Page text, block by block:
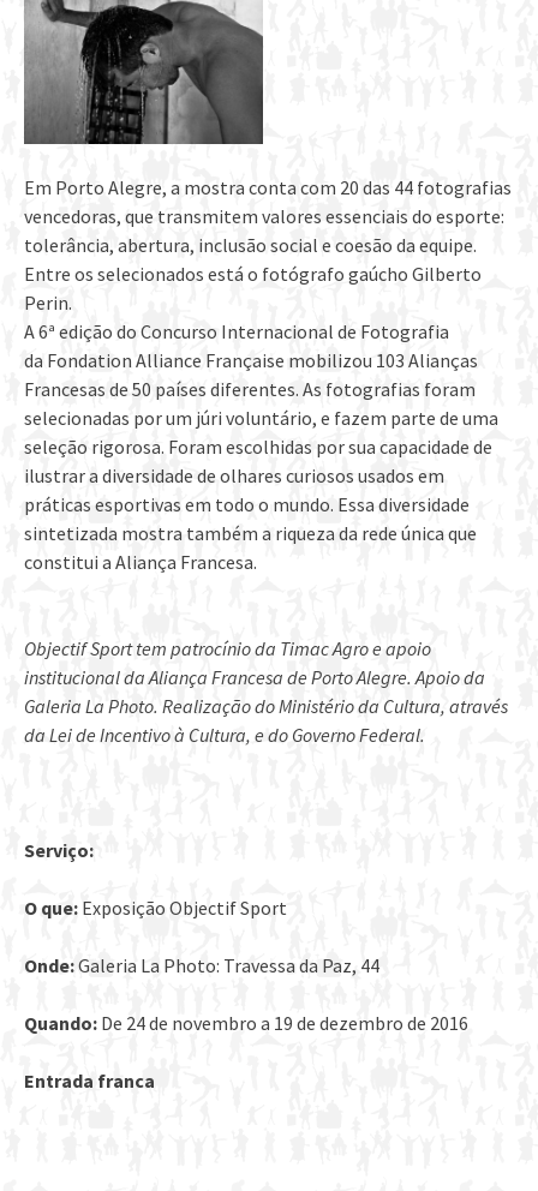
Em Porto Alegre, a mostra conta com 20 das 44 fotografias
vencedoras, que transmitem valores essenciais do esporte:
tolerância, abertura, inclusão social e coesão da equipe.
Entre os selecionados está o fotógrafo gaúcho Gilberto
Perin.
A 6ª edição do Concurso Internacional de Fotografia
da Fondation Alliance Française mobilizou 103 Alianças
Francesas de 50 países diferentes. As fotografias foram
selecionadas por um júri voluntário, e fazem parte de uma
seleção rigorosa. Foram escolhidas por sua capacidade de
ilustrar a diversidade de olhares curiosos usados em
práticas esportivas em todo o mundo. Essa diversidade
sintetizada mostra também a riqueza da rede única que
constitui a Aliança Francesa.
Objectif Sport tem patrocínio da Timac Agro e apoio
institucional da Aliança Francesa de Porto Alegre. Apoio da
Galeria La Photo. Realização do Ministério da Cultura, através
da Lei de Incentivo à Cultura, e do Governo Federal.
Serviço:
O que: Exposição Objectif Sport
Onde:Galeria La Photo: Travessa da Paz, 44
Quando: De 24 de novembro a 19 de dezembro de 2016
Entrada franca